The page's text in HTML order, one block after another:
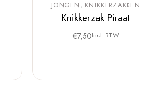
JONGEN KNIKKERZAKKEN
Knikkerzak Piraat
€7,50Incl. BTW